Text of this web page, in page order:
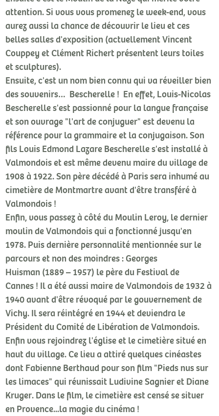
attention. Si vous vous promenez le week-end, vous
aurez aussi la chance de découvrir le lieu et ces
belles salles d'exposition (actuellement Vincent
Couppey et Clément Richert présentent leurs toiles
et sculptures).
Ensuite, c'est un nom bien connu qui va réveiller bien
des souvenirs… Bescherelle ! En effet, Louis-Nicolas
Bescherelle s'est passionné pour la langue française
et son ouvrage "l'art de conjuguer" est devenu la
référence pour la grammaire et la conjugaison. Son
fils Louis Edmond Lazare Bescherelle s'est installé à
Valmondois et est même devenu maire du village de
1908 à 1922. Son père décédé à Paris sera inhumé au
cimetière de Montmartre avant d'être transféré à
Valmondois !
Enfin, vous passez à côté du Moulin Leroy, le dernier
moulin de Valmondois qui a fonctionné jusqu'en
1978. Puis dernière personnalité mentionnée sur le
parcours et non des moindres : Georges
Huisman (1889 – 1957) le père du Festival de
Cannes ! Il a été aussi maire de Valmondois de 1932 à
1940 avant d'être révoqué par le gouvernement de
Vichy. Il sera réintégré en 1944 et deviendra le
Président du Comité de Libération de Valmondois.
Enfin vous rejoindrez l'église et le cimetière situé en
haut du village. Ce lieu a attiré quelques cinéastes
dont Fabienne Berthaud pour son film "Pieds nus sur
les limaces" qui réunissait Ludivine Sagnier et Diane
Kruger. Dans le film, le cimetière est censé se situer
en Provence...la magie du cinéma !